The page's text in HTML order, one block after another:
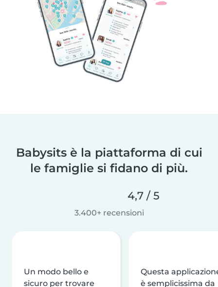
Babysits è la piattaforma di cui
le famiglie si fidano di più.
4,7 / 5
3.400+ recensioni
Un modo bello e
sicuro per trovare
Questa
è semplicissima da